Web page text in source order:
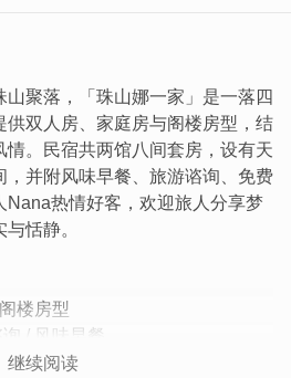
聚落，「珠山娜一家」是一落四
供双人房、家庭房与阁楼房型，结
。民宿共两馆八间套房，设有天
，并附风味早餐、旅游谘询、免费
Nana热情好客，欢迎旅人分享梦
恬静。
楼房型
/ 风味早餐
继续阅读